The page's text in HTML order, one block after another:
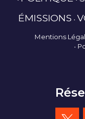
ÉMISSIONS
Mentions